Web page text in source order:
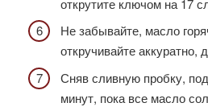
открутите ключом на 17
Не забывайте, масло
откручивайте аккуратно,
Сняв сливную пробку,
минут, пока все масло